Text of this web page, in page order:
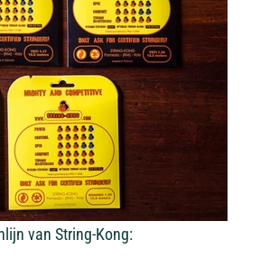
van String-Kong: